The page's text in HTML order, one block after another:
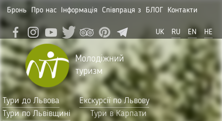
Бронь Про нас Інформація Співпраця з БЛОГ Контакти
UK RU EN HE
Молодіжний
туризм
Тури до Львова
Екскурсії по Львову
Тури по Львівщині
Тури в Карпати